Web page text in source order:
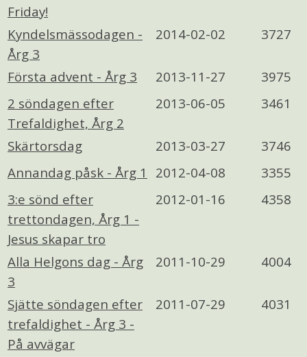
Friday!
Kyndelsmässodagen -
Årg 3
2014-02-02 3727
Första advent - Årg 3 2013-11-27
3975
2 söndagen efter
Trefaldighet, Årg 2
2013-06-05 3461
Skärtorsdag 2013-03-27
3746
Annandag påsk - Årg 1
2012-04-08
3355
3:e sönd efter
trettondagen, Årg 1 -
Jesus skapar tro
2012-01-16 4358
Alla Helgons dag - Årg
3
2011-10-29 4004
Sjätte söndagen efter
trefaldighet - Årg 3 -
På avvägar
2011-07-29 4031